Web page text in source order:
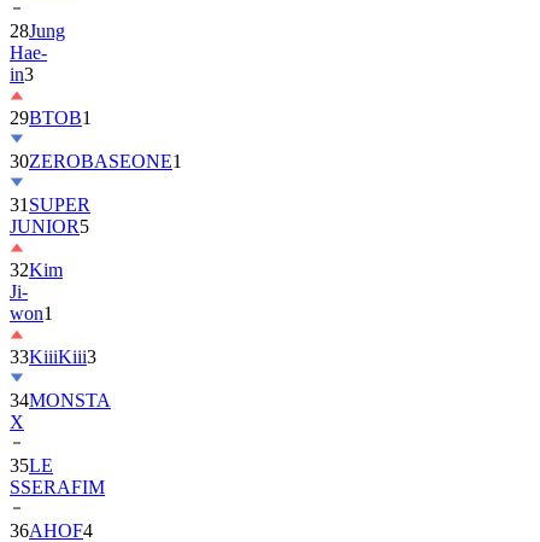
28Jung
Hae-
in3
29BTOB1
30ZEROBASEONE1
31 SUPER
JUNIOR5
32Kim
Ji-
won1
33KiiiKiii3
34MONSTA
X
35LE
SSERAFIM
36AHOF4